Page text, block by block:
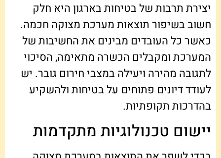
יצירת תרבות של בטיחות בארגון היא חלק
חשוב בשיפור תוצאות מערכת מצוקה חכמה.
כאשר כל העובדים מבינים את החשיבות של
המערכת ומקבלים הכשרה מתאימה, הסיכוי
לתגובה מהירה ויעילה במצבי חירום גובר. יש
לעודד דיונים פתוחים על בטיחות ולהשקיע
בהדרכות תקופתיות.
יישום טכנולוגיות מתקדמות